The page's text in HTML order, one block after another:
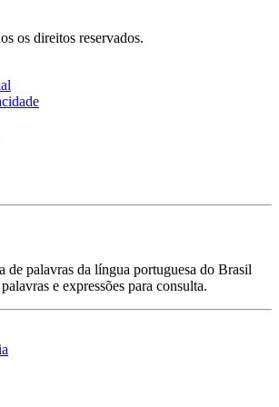
os direitos reservados.
de palavras da língua portuguesa do Brasil
e expressões para consulta.